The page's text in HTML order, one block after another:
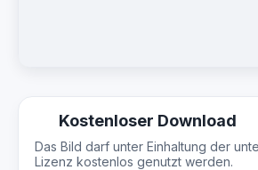
Kostenloser Download
Das Bild darf unter Einhaltung der
Lizenz kostenlos genutzt werden.